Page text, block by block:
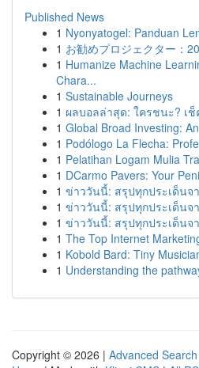
Published News
1 Nyonyatogel: Panduan
1 お勧めプロジェクター：
1 Humanize Machine
Chara...
1 Sustainable Journeys
1 ผลบอลล่าสุด: ใครชนะ? เ
1 Global Broad Investing:
1 Podólogo La Flecha:
1 Pelatihan Logam Mulia
1 DCarmo Pavers: Your
1 ข่าววันนี้: สรุปทุกประเด็นจ
1 ข่าววันนี้: สรุปทุกประเด็นจ
1 ข่าววันนี้: สรุปทุกประเด็นจ
1 The Top Internet
1 Kobold Bard: Tiny
1 Understanding the
Copyright © 2026 | Advanced Search